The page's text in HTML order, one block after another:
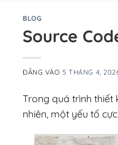
BLOG
Source
ĐĂNG VÀO5 THÁNG 4,
Trong quá trình thiết
nhiên, một yếu tố